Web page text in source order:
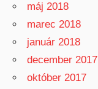
máj 2018
marec 2018
január 2018
december 2017
október 2017